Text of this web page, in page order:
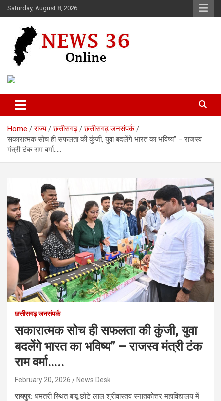
Skip
to
Saturday, August 8, 2026
News 36
Home राज्य छत्तीसगढ़
छत्तीसगढ़ जनसंपर्क
सकारात्मक सोच ही सफलता की कुंजी, युवा बदलेंगे भारत का भविष्य” – राजस्व
मंत्री टंक राम वर्मा…..
छत्तीसगढ़ जनसंपर्क
सकारात्मक सोच ही सफलता की कुंजी, युवा
बदलेंगे भारत का भविष्य” – राजस्व मंत्री टंक
राम वर्मा…..
February 20, 2026 News Desk
रायपुर: धमतरी स्थित बाबू छोटे लाल श्रीवास्तव स्नातकोत्तर महाविद्यालय में